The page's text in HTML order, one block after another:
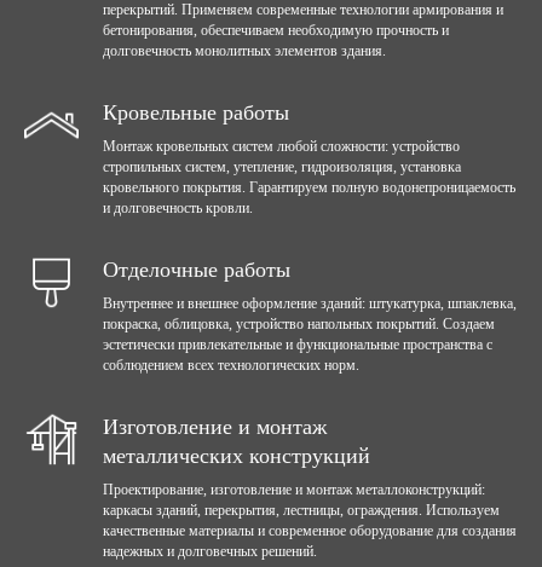
перекрытий. Применяем современные технологии армирования и
бетонирования, обеспечиваем необходимую прочность и
долговечность монолитных элементов здания.
Кровельные работы
Монтаж кровельных систем любой сложности: устройство
стропильных систем, утепление, гидроизоляция, установка
кровельного покрытия. Гарантируем полную водонепроницаемость
и долговечность кровли.
Отделочные работы
Внутреннее и внешнее оформление зданий: штукатурка, шпаклевка,
покраска, облицовка, устройство напольных покрытий. Создаем
эстетически привлекательные и функциональные пространства с
соблюдением всех технологических норм.
Изготовление и монтаж
металлических конструкций
Проектирование, изготовление и монтаж металлоконструкций:
каркасы зданий, перекрытия, лестницы, ограждения. Используем
качественные материалы и современное оборудование для создания
надежных и долговечных решений.